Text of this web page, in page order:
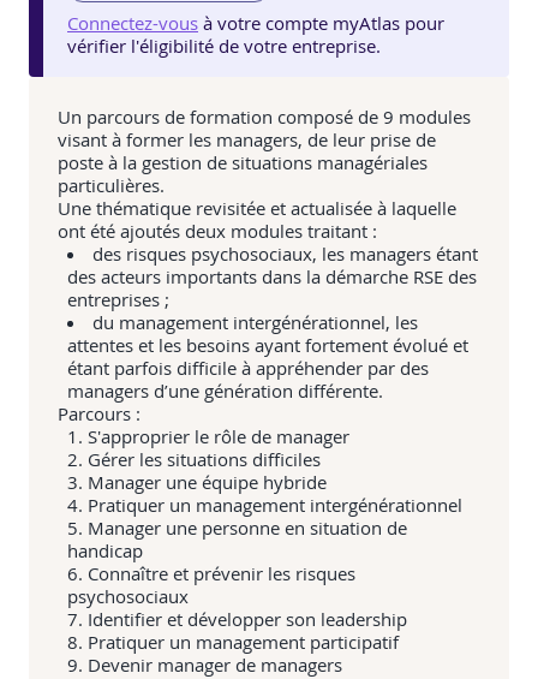
Connectez-vous à votre compte myAtlas pour
vérifier l'éligibilité de votre entreprise.
Un parcours de formation composé de 9 modules
visant à former les managers, de leur prise de
poste à la gestion de situations managériales
particulières.
Une thématique revisitée et actualisée à laquelle
ont été ajoutés deux modules traitant :
des risques psychosociaux, les managers étant
des acteurs importants dans la démarche RSE des
entreprises ;
du management intergénérationnel, les
attentes et les besoins ayant fortement évolué et
étant parfois difficile à appréhender par des
managers d’une génération différente.
Parcours :
S'approprier le rôle de manager
Gérer les situations difficiles
Manager une équipe hybride
Pratiquer un management intergénérationnel
Manager une personne en situation de
handicap
Connaître et prévenir les risques
psychosociaux
Identifier et développer son leadership
Pratiquer un management participatif
Devenir manager de managers